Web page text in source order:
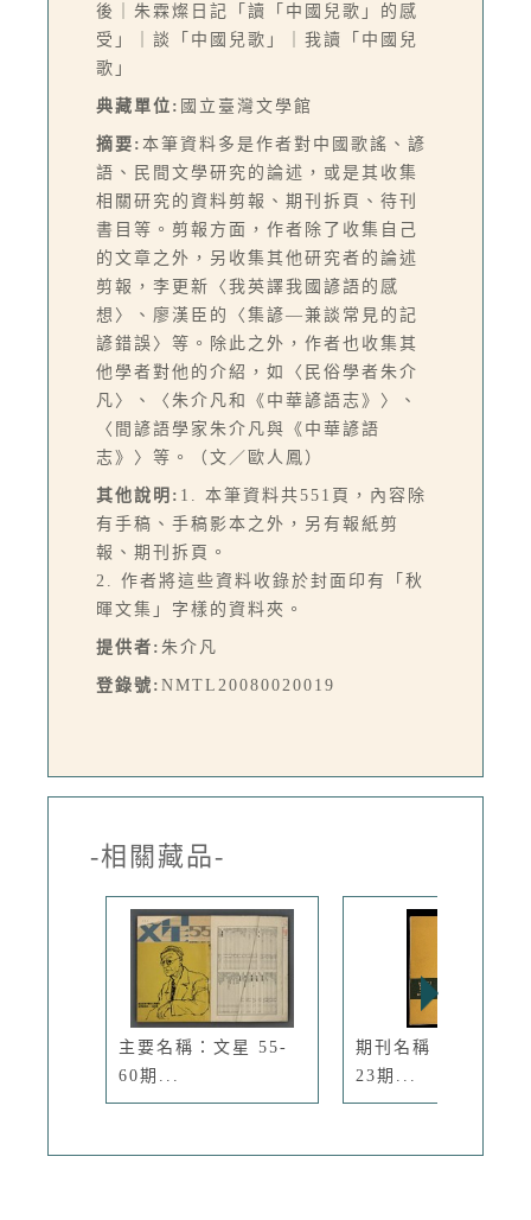
後｜朱霖燦日記「讀「中國兒歌」的感
受」｜談「中國兒歌」｜我讀「中國兒
歌」
典藏單位: 國立臺灣文學館
摘要: 本筆資料多是作者對中國歌謠、諺
語、民間文學研究的論述，或是其收集
相關研究的資料剪報、期刊拆頁、待刊
書目等。剪報方面，作者除了收集自己
的文章之外，另收集其他研究者的論述
剪報，李更新〈我英譯我國諺語的感
想〉、廖漢臣的〈集諺—兼談常見的記
諺錯誤〉等。除此之外，作者也收集其
他學者對他的介紹，如〈民俗學者朱介
凡〉、〈朱介凡和《中華諺語志》〉、
〈間諺語學家朱介凡與《中華諺語
志》〉等。（文／歐人鳳）
其他說明: 1. 本筆資料共551頁，內容除
有手稿、手稿影本之外，另有報紙剪
報、期刊拆頁。
2. 作者將這些資料收錄於封面印有「秋
暉文集」字樣的資料夾。
提供者: 朱介凡
登錄號: NMTL20080020019
-相關藏品-
主要名稱：文星 55-
60期...
期刊名稱：文星 13-
23期...